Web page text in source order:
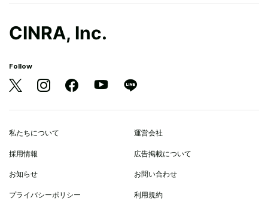
CINRA, Inc.
Follow
私たちについて 運営会社
採用情報 広告掲載について
お知らせ お問い合わせ
プライバシーポリシー 利用規約